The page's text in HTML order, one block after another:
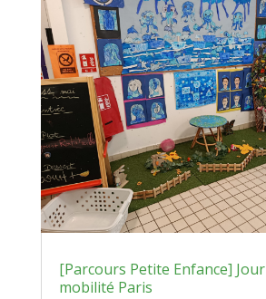
[Parcours Petite Enfance]
mobilité Paris